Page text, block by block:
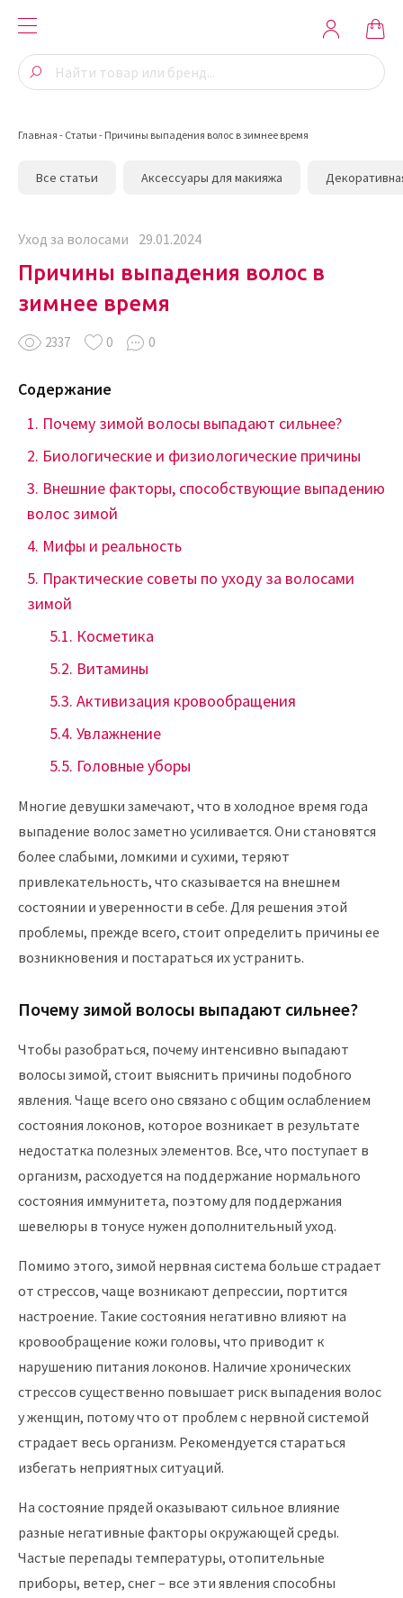
Главная - Статьи - Причины выпадения волос в зимнее время
Все статьи Аксессуары для макияжа
Уход за волосами 29.01.2024
2337 0 0
Причины выпадения волос в
зимнее время
Содержание
Почему зимой волосы выпадают сильнее?
Биологические и физиологические причины
Внешние факторы, способствующие выпадению
волос зимой
Мифы и реальность
Практические советы по уходу за волосами
зимой
Косметика
Витамины
Активизация кровообращения
Увлажнение
Головные уборы
Многие девушки замечают, что в холодное время года
выпадение волос заметно усиливается. Они становятся
более слабыми, ломкими и сухими, теряют
привлекательность, что сказывается на внешнем
состоянии и уверенности в себе. Для решения этой
проблемы, прежде всего, стоит определить причины ее
возникновения и постараться их устранить.
Почему зимой волосы выпадают сильнее?
Чтобы разобраться, почему интенсивно выпадают
волосы зимой, стоит выяснить причины подобного
явления. Чаще всего оно связано с общим ослаблением
состояния локонов, которое возникает в результате
недостатка полезных элементов. Все, что поступает в
организм, расходуется на поддержание нормального
состояния иммунитета, поэтому для поддержания
шевелюры в тонусе нужен дополнительный уход.
Помимо этого, зимой нервная система больше страдает
от стрессов, чаще возникают депрессии, портится
настроение. Такие состояния негативно влияют на
кровообращение кожи головы, что приводит к
нарушению питания локонов. Наличие хронических
стрессов существенно повышает риск выпадения волос
у женщин, потому что от проблем с нервной системой
страдает весь организм. Рекомендуется стараться
избегать неприятных ситуаций.
На состояние прядей оказывают сильное влияние
разные негативные факторы окружающей среды.
Частые перепады температуры, отопительные
приборы, ветер, снег – все эти явления способны